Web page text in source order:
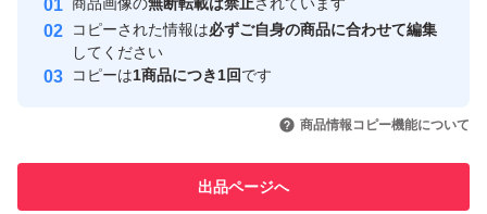
心・安全なユーザーです
取引実績
引を完了させた実績があります
での取引実績があります
商品画像の無断転載は禁止されています
コピーされた情報は必ずご自身の商品に合わせて編集
してください
コピーは1商品につき1回です
商品情報コピー機能について
出品ページへ